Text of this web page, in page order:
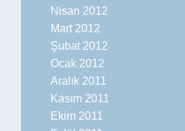
Nisan 2012
Mart 2012
Şubat 2012
Ocak 2012
Aralık 2011
Kasım 2011
Ekim 2011